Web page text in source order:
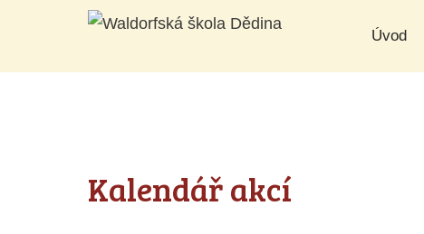
Úvod
Kalendář akcí